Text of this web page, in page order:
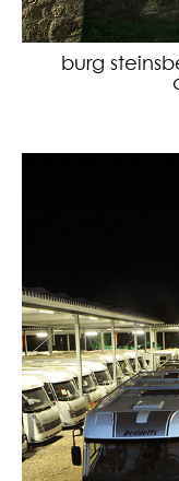
burg